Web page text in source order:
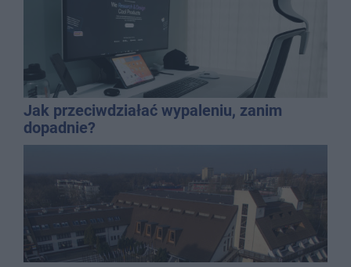
Jak przeciwdziałać wypaleniu, zanim
dopadnie?